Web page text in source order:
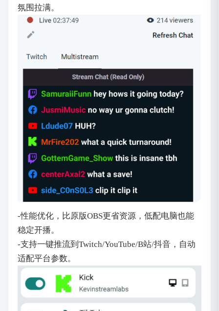
氛围拉满。
-性能优化，比原版OBS更省资源，低配电脑也能
稳定开播。
-支持一键推流到Twitch/YouTube/B站/抖音，自动
适配平台参数。